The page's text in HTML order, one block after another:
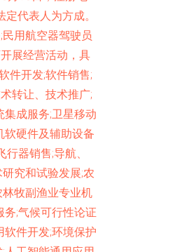
代表人为方成。
用航空器驾驶员
展经营活动，具
件开发;软件销售;
转让、技术推广;
集成服务;卫星移动
软硬件及辅助设备
器销售;导航、
究和试验发展;农
牧副渔业专业机
务;气候可行性论证
软件开发;环境保护